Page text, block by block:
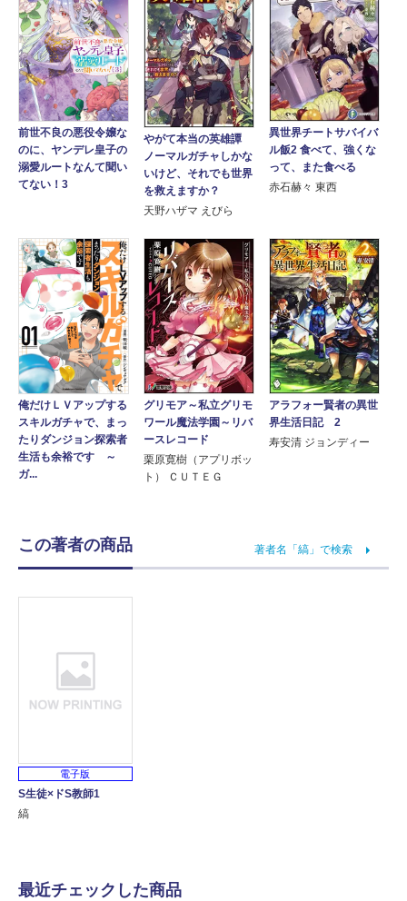
前世不良の悪役令嬢な
のに、ヤンデレ皇子の
溺愛ルートなんて聞い
てない！3
やがて本当の英雄譚
ノーマルガチャしかな
いけど、それでも世界
を救えますか？
天野ハザマ えびら
異世界チートサバイバ
ル飯2 食べて、強くな
って、また食べる
赤石赫々 東西
俺だけＬＶアップする
スキルガチャで、まっ
たりダンジョン探索者
生活も余裕です ～
ガ...
グリモア～私立グリモ
ワール魔法学園～リバ
ースレコード
栗原寛樹（アプリボッ
ト） ＣＵＴＥＧ
アラフォー賢者の異世
界生活日記 2
寿安清 ジョンディー
この著者の商品 著者名「縞」で検索
電子版
S生徒×ドS教師1
縞
最近チェックした商品